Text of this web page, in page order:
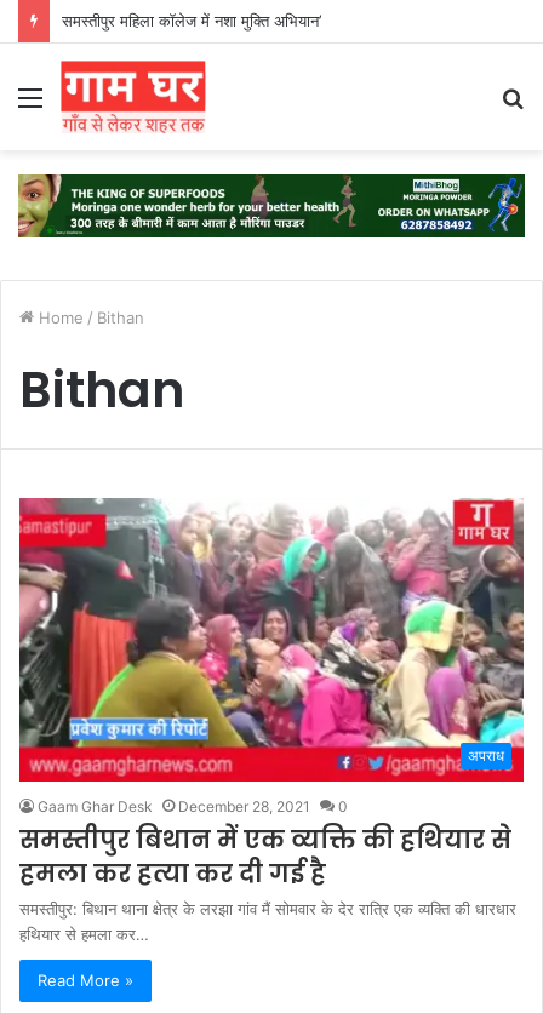
समस्तीपुर महिला कॉलेज में नशा मुक्ति अभियान’
Menu
Home / Bithan
Bithan
अपराध
Gaam Ghar Desk December 28, 2021 0
समस्तीपुर बिथान में एक व्यक्ति की हथियार से
हमला कर हत्या कर दी गई है
समस्तीपुर: बिथान थाना क्षेत्र के लरझा गांव मैं सोमवार के देर रात्रि एक व्यक्ति की धारधार
हथियार से हमला कर…
Read More »